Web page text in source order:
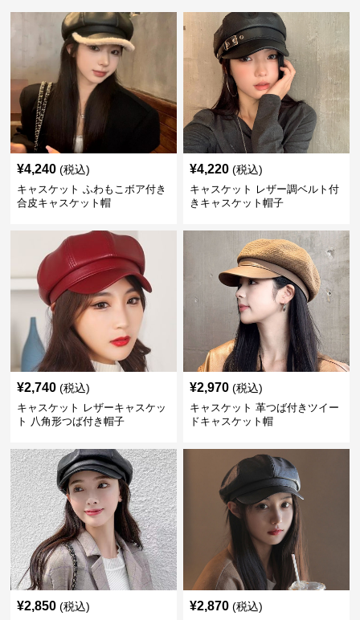
¥4,240 (税込)
キャスケット ふわもこボア付き
合皮キャスケット帽
¥4,220 (税込)
キャスケット レザー調ベルト付
きキャスケット帽子
¥2,740 (税込)
キャスケット レザーキャスケッ
ト 八角形つば付き帽子
¥2,970 (税込)
キャスケット 革つば付きツイー
ドキャスケット帽
¥2,850 (税込) ¥2,870 (税込)